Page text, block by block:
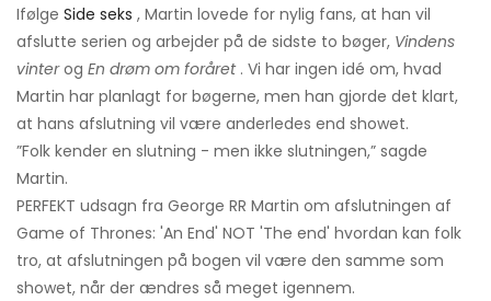
Ifølge Side seks , Martin lovede for nylig fans, at han vil
afslutte serien og arbejder på de sidste to bøger, Vindens
vinterog En drøm om foråret. Vi har ingen idé om, hvad
Martin har planlagt for bøgerne, men han gjorde det klart,
at hans afslutning vil være anderledes end showet.
”Folk kender en slutning - men ikke slutningen,” sagde
Martin.
PERFEKT udsagn fra George RR Martin om afslutningen af ​​
Game of Thrones: 'An End' NOT 'The end' hvordan kan folk
tro, at afslutningen på bogen vil være den samme som
showet, når der ændres så meget igennem.